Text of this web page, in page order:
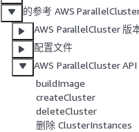
的参考 AWS
AWS ParallelCluster 版
配置文件
AWS ParallelCluster
buildImage
createCluster
deleteCluster
删除 ClusterInstances